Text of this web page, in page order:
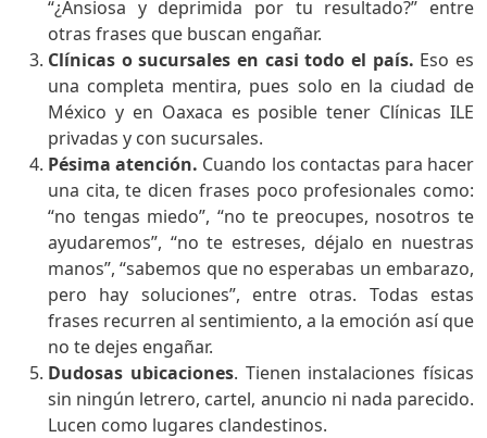
“¿Ansiosa y deprimida por tu resultado?” entre
otras frases que buscan engañar.
Clínicas o sucursales en casi todo el país. Eso es
una completa mentira, pues solo en la ciudad de
México y en Oaxaca es posible tener Clínicas ILE
privadas y con sucursales.
Pésima atención. Cuando los contactas para hacer
una cita, te dicen frases poco profesionales como:
“no tengas miedo”, “no te preocupes, nosotros te
ayudaremos”, “no te estreses, déjalo en nuestras
manos”, “sabemos que no esperabas un embarazo,
pero hay soluciones”, entre otras. Todas estas
frases recurren al sentimiento, a la emoción así que
no te dejes engañar.
Dudosas ubicaciones. Tienen instalaciones físicas
sin ningún letrero, cartel, anuncio ni nada parecido.
Lucen como lugares clandestinos.